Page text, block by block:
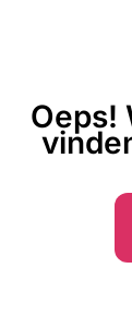
Oeps!